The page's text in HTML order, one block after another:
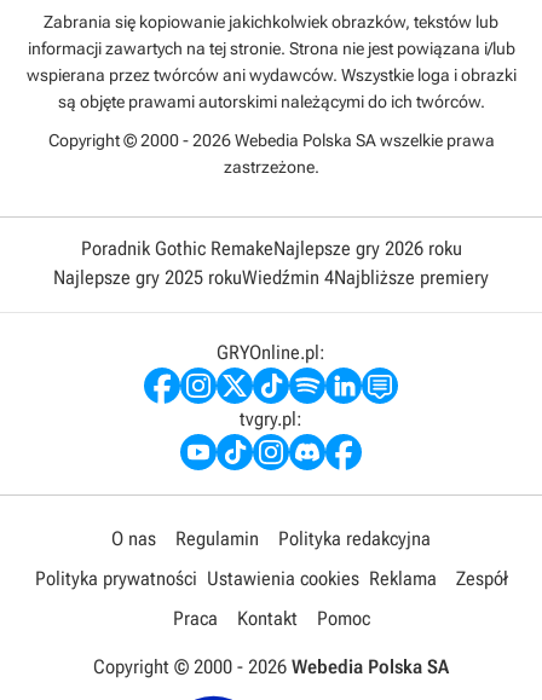
Zabrania się kopiowanie jakichkolwiek obrazków, tekstów lub
informacji zawartych na tej stronie. Strona nie jest powiązana i/lub
wspierana przez twórców ani wydawców. Wszystkie loga i obrazki
są objęte prawami autorskimi należącymi do ich twórców.
Copyright © 2000 - 2026 Webedia Polska SA wszelkie prawa
zastrzeżone.
Poradnik Gothic RemakeNajlepsze gry 2026 roku
Najlepsze gry 2025 rokuWiedźmin 4Najbliższe premiery
GRYOnline.pl:
tvgry.pl:
O nas Regulamin
Polityka redakcyjna
Polityka prywatności Ustawienia cookies Reklama
Zespół
Praca
Kontakt Pomoc
Copyright © 2000 - 2026 Webedia Polska SA